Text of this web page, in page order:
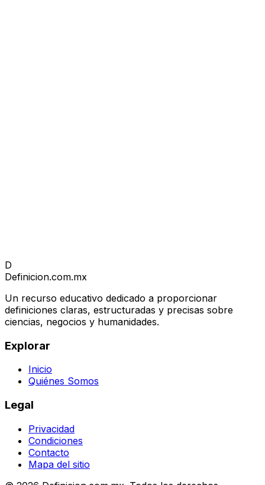
D
Definicion.com.mx
Un recurso educativo dedicado a proporcionar
definiciones claras, estructuradas y precisas sobre
ciencias, negocios y humanidades.
Explorar
Inicio
Quiénes Somos
Legal
Privacidad
Condiciones
Contacto
Mapa del sitio